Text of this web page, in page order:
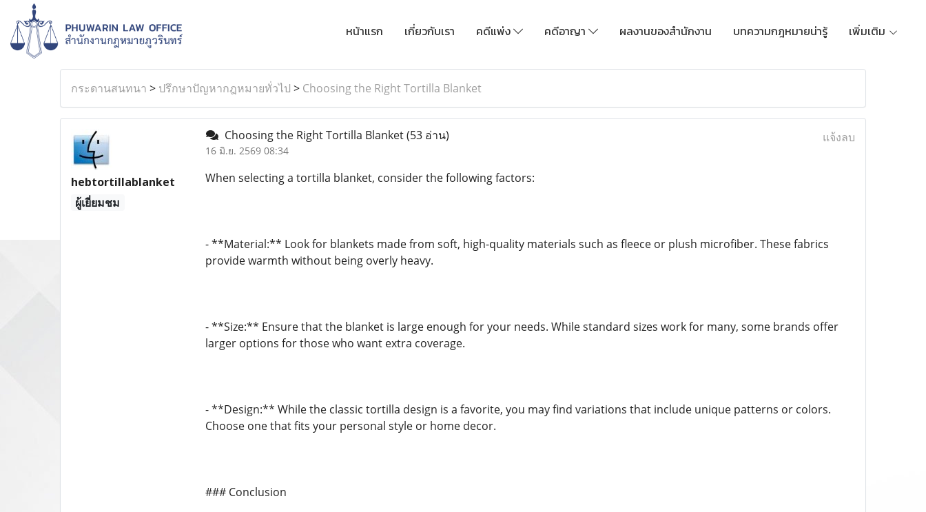
หน้าแรก เกี่ยวกับเรา คดีแพ่ง คดีอาญา ผลงานของสำนักงาน บทความกฎหมายน่ารู้ เพิ่มเติม
กระดานสนทนา > ปรึกษาปัญหากฎหมายทั่วไป > Choosing the Right Tortilla Blanket
hebtortillablanket
ผู้เยี่ยมชม
Choosing the Right Tortilla Blanket(53 อ่าน)
16 มิ.ย. 2569 08:34
แจ้งลบ
When selecting a tortilla blanket, consider the following factors:
- **Material:** Look for blankets made from soft, high-quality materials such as fleece or plush microfiber. These fabrics
provide warmth without being overly heavy.
- **Size:** Ensure that the blanket is large enough for your needs. While standard sizes work for many, some brands offer
larger options for those who want extra coverage.
- **Design:** While the classic tortilla design is a favorite, you may find variations that include unique patterns or colors.
Choose one that fits your personal style or home decor.
### Conclusion